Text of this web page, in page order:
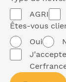
AGRI
Êtes-vous
Oui